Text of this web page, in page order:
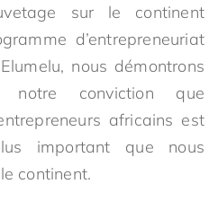
sur le continent
d’entrepreneuriat
nous démontrons
conviction que
africains est
important que nous
continent.